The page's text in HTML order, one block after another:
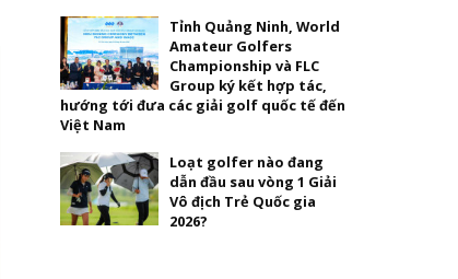
Tỉnh Quảng Ninh, World
Amateur Golfers
Championship và FLC
Group ký kết hợp tác,
hướng tới đưa các giải golf quốc tế đến
Việt Nam
Loạt golfer nào đang
dẫn đầu sau vòng 1 Giải
Vô địch Trẻ Quốc gia
2026?